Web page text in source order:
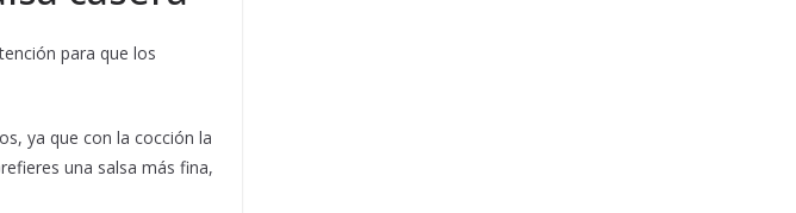
para que los
ya que con la cocción la
una salsa más fina,